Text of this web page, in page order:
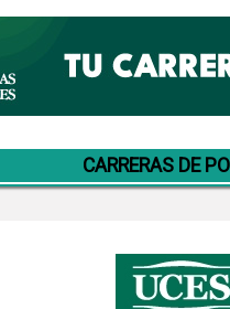
CARRERAS DE